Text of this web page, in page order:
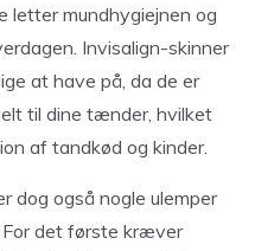
letter mundhygiejnen og
Invisalign-skinner
at have på, da de er
til dine tænder, hvilket
af tandkød og kinder.
dog også nogle ulemper
For det første kræver